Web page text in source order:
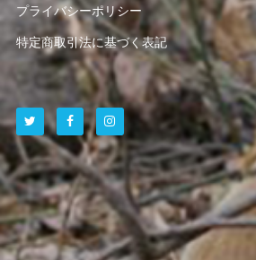
プライバシーポリシー
特定商取引法に基づく表記